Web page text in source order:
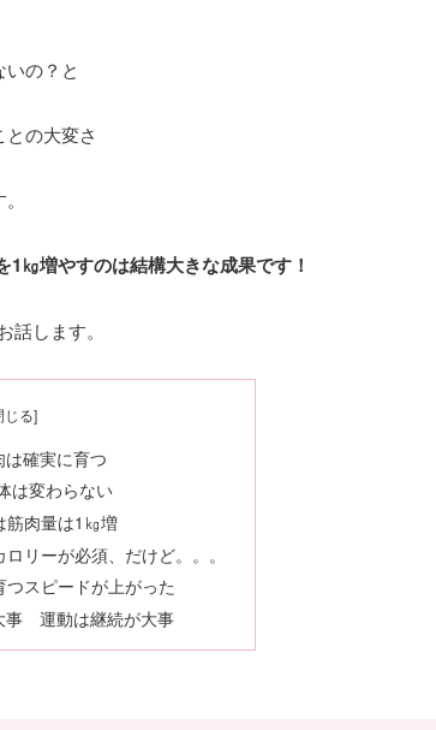
の？と
の大変さ
㎏増やすのは結構大きな成果です！
します。
確実に育つ
は変わらない
筋肉量は1㎏増
リーが必須、だけど。。。
スピードが上がった
事 運動は継続が大事